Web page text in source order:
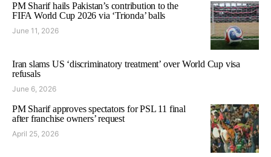
PM Sharif hails Pakistan’s contribution to the
FIFA World Cup 2026 via ‘Trionda’ balls
June 11, 2026
Iran slams US ‘discriminatory treatment’ over World Cup visa
refusals
June 6, 2026
PM Sharif approves spectators for PSL 11 final
after franchise owners’ request
April 25, 2026